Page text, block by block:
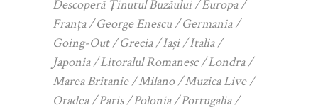
Descoperă Ținutul Buzăului
Europa
Franța
George Enescu
Germania
Going-Out
Grecia Iași
Italia
Japonia
Litoralul Romanesc
Londra
Marea Britanie
Milano
Muzica Live
Oradea
Paris Polonia
Portugalia